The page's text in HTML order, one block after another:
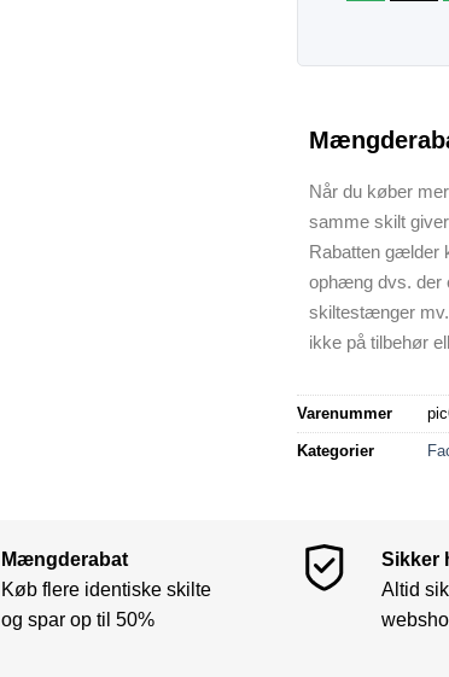
Når du køber
samme skilt
Rabatten gælder
ophæng dvs. der
skiltestænger
ikke på tilbehør
Varenummer
Kategorier
Mængderabat
Køb flere identiske skilte
og spar op til 50%
Sikker
Altid